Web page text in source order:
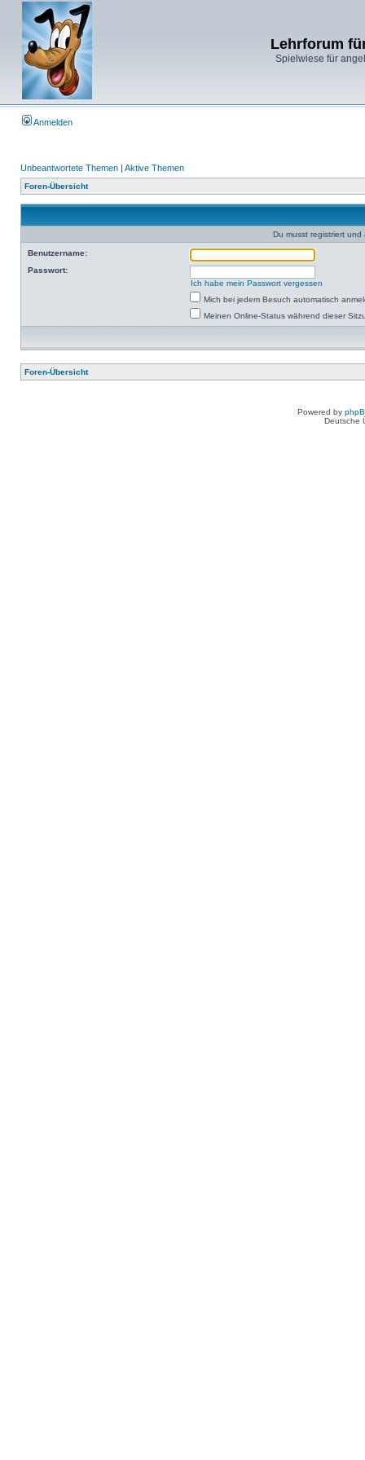
Lehrforum
Spielwiese für
Anmelden
Unbeantwortete Themen | Aktive Themen
Foren-Übersicht
Du musst registriert
Benutzername:
Passwort:
Ich habe mein Passwort vergessen
Mich bei jedem Besuch automatisch
Meinen Online-Status während dieser
Foren-Übersicht
Powered by
Deutsche